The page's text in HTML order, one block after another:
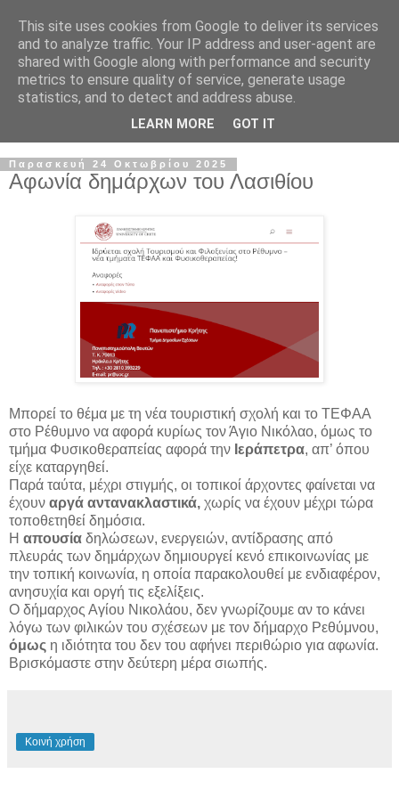
Παρασκευή 24 Οκτωβρίου 2025
Αφωνία δημάρχων του Λασιθίου
Μπορεί το θέμα με τη νέα τουριστική σχολή και το ΤΕΦΑΑ
στο Ρέθυμνο να αφορά κυρίως τον Άγιο Νικόλαο, όμως το
τμήμα Φυσικοθεραπείας αφορά την Ιεράπετρα, απ’ όπου
είχε καταργηθεί.
Παρά ταύτα, μέχρι στιγμής, οι τοπικοί άρχοντες φαίνεται να
έχουν αργά αντανακλαστικά, χωρίς να έχουν μέχρι τώρα
τοποθετηθεί δημόσια.
Η απουσία δηλώσεων, ενεργειών, αντίδρασης από
πλευράς των δημάρχων δημιουργεί κενό επικοινωνίας με
την τοπική κοινωνία, η οποία παρακολουθεί με ενδιαφέρον,
ανησυχία και οργή τις εξελίξεις.
Ο δήμαρχος Αγίου Νικολάου, δεν γνωρίζουμε αν το κάνει
λόγω των φιλικών του σχέσεων με τον δήμαρχο Ρεθύμνου,
όμως η ιδιότητα του δεν του αφήνει περιθώριο για αφωνία.
Βρισκόμαστε στην δεύτερη μέρα σιωπής.
Κοινή χρήση
This site uses cookies from Google to deliver its services
and to analyze traffic. Your IP address and user-agent are
shared with Google along with performance and security
metrics to ensure quality of service, generate usage
statistics, and to detect and address abuse.
LEARN MORE GOT IT